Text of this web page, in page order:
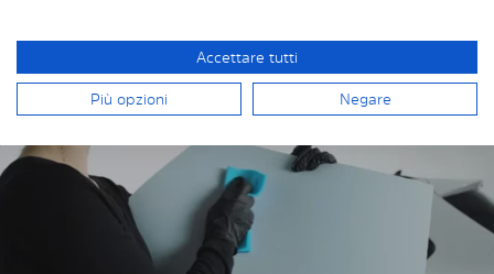
INSTALLAZIONE DI SOLARPLEXIUS
Accettare tutti
Più opzioni Negare